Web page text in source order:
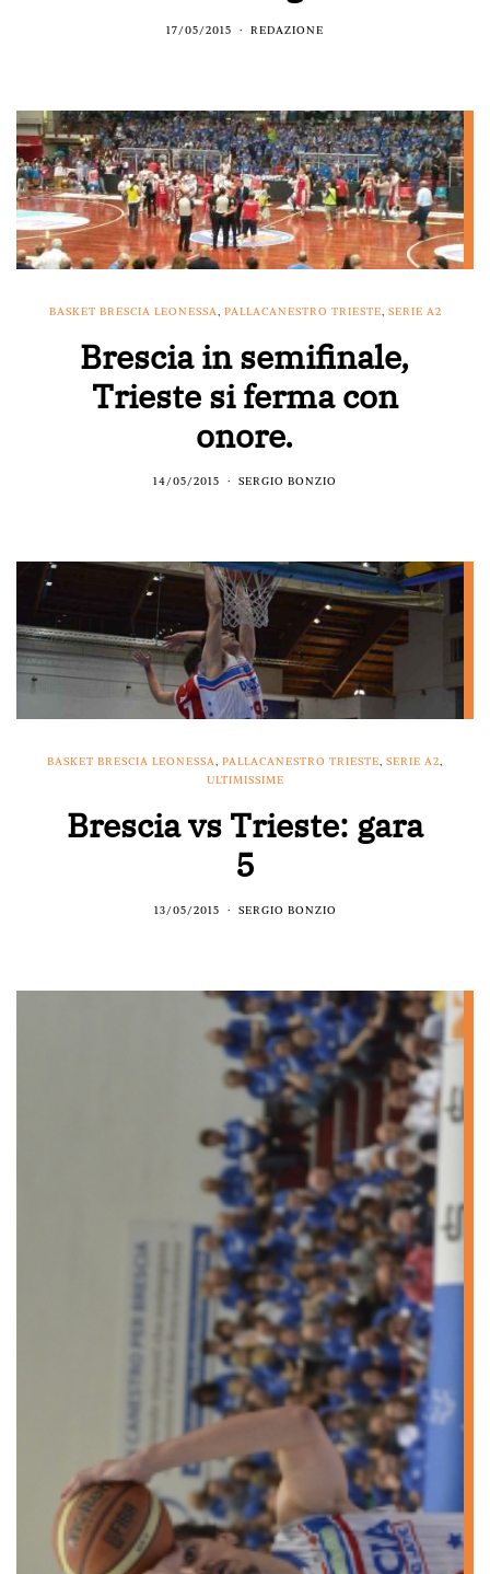
17/05/2015 REDAZIONE
BASKET BRESCIA LEONESSA, PALLACANESTRO TRIESTE, SERIE A2
Brescia in semifinale,
Trieste si ferma con
onore.
14/05/2015 SERGIO BONZIO
BASKET BRESCIA LEONESSA, PALLACANESTRO TRIESTE, SERIE A2,
ULTIMISSIME
Brescia vs Trieste: gara
5
13/05/2015 SERGIO BONZIO